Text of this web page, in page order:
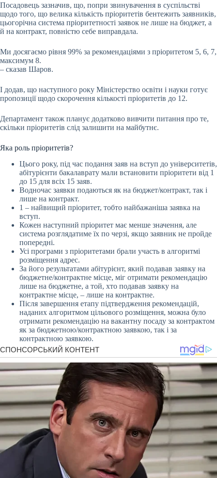
Посадовець зазначив, що, попри звинувачення в суспільстві
щодо того, що велика кількість пріоритетів бентежить заявників,
цьогорічна система пріоритетності заявок не лише на бюджет, а
й на контракт, повністю себе виправдала.
Ми досягаємо рівня 99% за рекомендаціями з пріоритетом 5, 6, 7,
максимум 8.
– сказав Шаров.
І додав, що наступного року Міністерство освіти і науки готує
пропозиції щодо скорочення кількості пріоритетів до 12.
Департамент також планує додатково вивчити питання про те,
скільки пріоритетів слід залишити на майбутнє.
Яка роль пріоритетів?
Цього року, під час подання заяв на вступ до університетів,
абітурієнти бакалаврату мали встановити пріоритети від 1
до 15 для всіх 15 заяв.
Водночас заявки подаються як на бюджет/контракт, так і
лише на контракт.
1 – найвищий пріоритет, тобто найбажаніша заявка на
вступ.
Кожен наступний пріоритет має менше значення, але
система розглядатиме їх по черзі, якщо заявник не пройде
попередні.
Усі програми з пріоритетами брали участь в алгоритмі
розміщення адрес.
За його результатами абітурієнт, який подавав заявку на
бюджетне/контрактне місце, міг отримати рекомендацію
лише на бюджетне, а той, хто подавав заявку на
контрактне місце, – лише на контрактне.
Після завершення етапу підтвердження рекомендацій,
наданих алгоритмом цільового розміщення, можна було
отримати рекомендацію на вакантну посаду за контрактом
як за бюджетною/контрактною заявкою, так і за
контрактною заявкою.